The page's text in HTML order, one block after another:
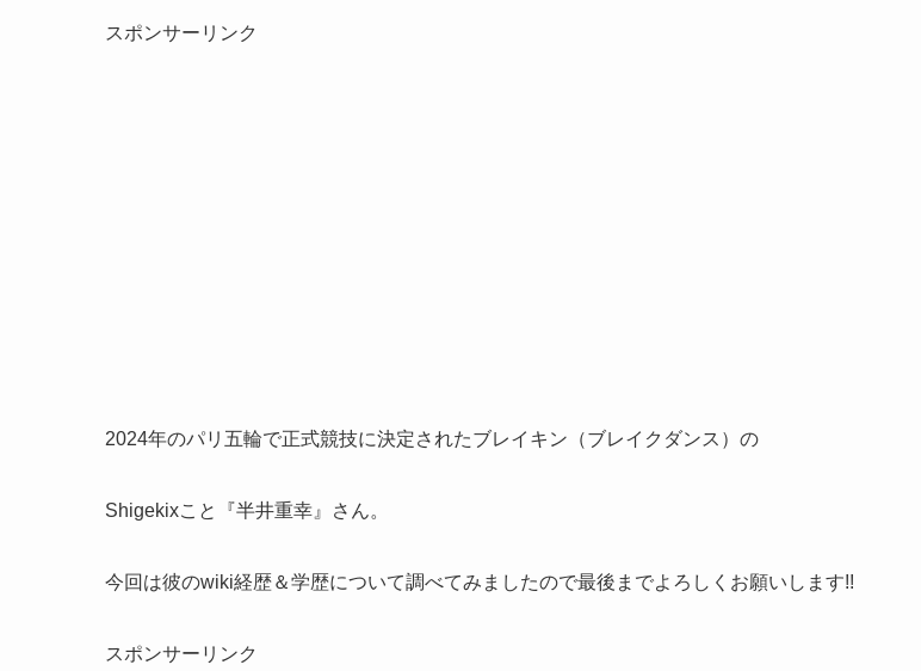
スポンサーリンク
2024年のパリ五輪で正式競技に決定されたブレイキン（ブレイクダンス）の
Shigekixこと『半井重幸』さん。
今回は彼のwiki経歴＆学歴について調べてみましたので最後までよろしくお願いします!!
スポンサーリンク